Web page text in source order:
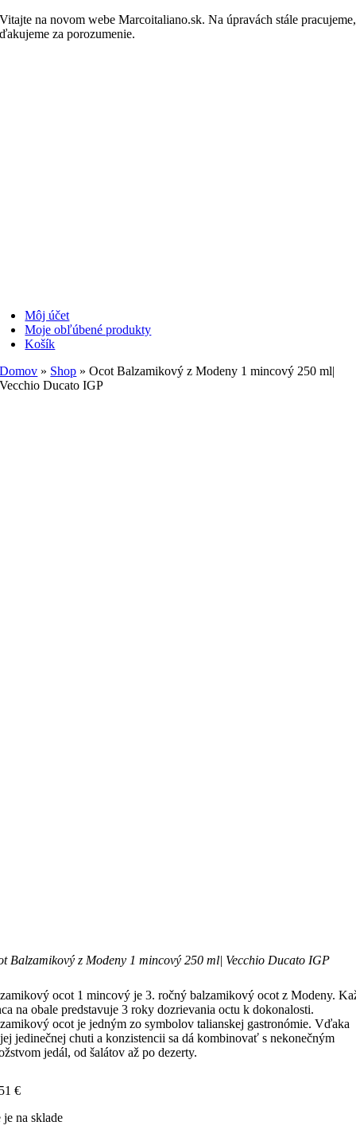
Skip
to
Vitajte na novom webe Marcoitaliano.sk. Na úpravách stále pracujeme,
ďakujeme za porozumenie.
Môj účet
Moje obľúbené produkty
Košík
Domov » Shop »Ocot Balzamikový z Modeny 1 mincový 250 ml|
Vecchio Ducato IGP
Balzamikový z Modeny 1 mincový 250 ml| Vecchio Ducato IGP
ocot 1 mincový je 3. ročný balzamikový ocot z Modeny.
na obale predstavuje 3 roky dozrievania octu k dokonalosti.
ocot je jedným zo symbolov talianskej gastronómie. Vďaka
jedinečnej chuti a konzistencii sa dá kombinovať s nekonečným
jedál, od šalátov až po dezerty.
€
je na sklade